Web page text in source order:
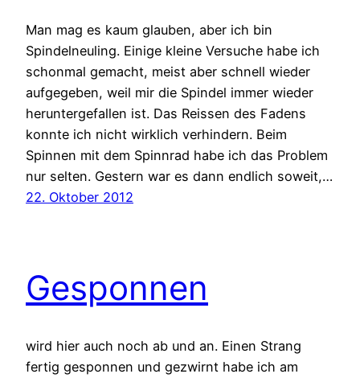
Man mag es kaum glauben, aber ich bin
Spindelneuling. Einige kleine Versuche habe ich
schonmal gemacht, meist aber schnell wieder
aufgegeben, weil mir die Spindel immer wieder
heruntergefallen ist. Das Reissen des Fadens
konnte ich nicht wirklich verhindern. Beim
Spinnen mit dem Spinnrad habe ich das Problem
nur selten. Gestern war es dann endlich soweit,…
22. Oktober 2012
Gesponnen
wird hier auch noch ab und an. Einen Strang
fertig gesponnen und gezwirnt habe ich am